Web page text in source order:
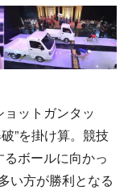
ットガンタッ
”を掛け算。競技
ボールに向かっ
い方が勝利となる